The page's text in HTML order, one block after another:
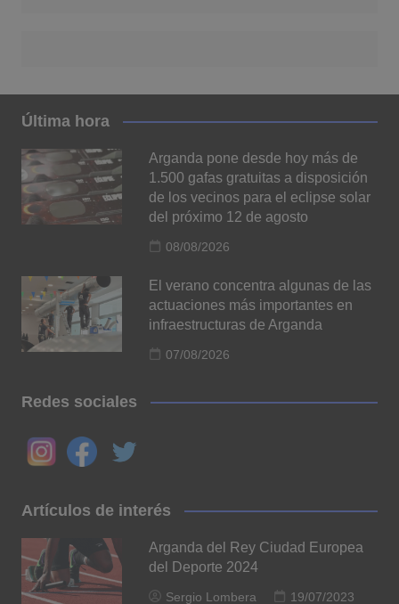
Última hora
Arganda pone desde hoy más de
1.500 gafas gratuitas a disposición
de los vecinos para el eclipse solar
del próximo 12 de agosto
08/08/2026
El verano concentra algunas de las
actuaciones más importantes en
infraestructuras de Arganda
07/08/2026
Redes sociales
Artículos de interés
Arganda del Rey Ciudad Europea
del Deporte 2024
Sergio Lombera 19/07/2023